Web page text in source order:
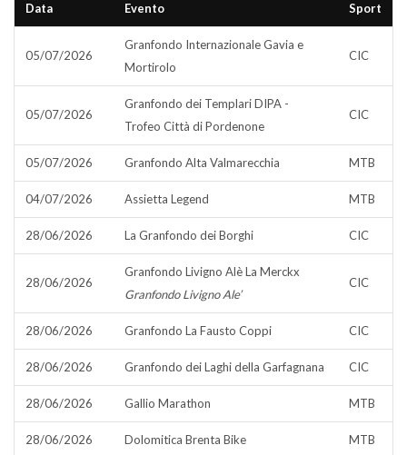
Data Evento Sport
05/07/2026
Granfondo Internazionale Gavia e
Mortirolo
CIC
05/07/2026
Granfondo dei Templari DIPA -
Trofeo Città di Pordenone
CIC
05/07/2026 Granfondo Alta Valmarecchia MTB
04/07/2026 Assietta Legend MTB
28/06/2026 La Granfondo dei Borghi CIC
28/06/2026
Granfondo Livigno Alè La Merckx
Granfondo Livigno Ale’
CIC
28/06/2026 Granfondo La Fausto Coppi CIC
28/06/2026 Granfondo dei Laghi della Garfagnana CIC
28/06/2026 Gallio Marathon MTB
28/06/2026 Dolomitica Brenta Bike MTB